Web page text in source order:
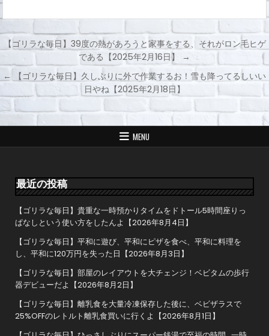
投
稿
ナ
ビ
ー
ョ
【ゴリラな毎日】39度の熱があろうと家事をする、それがロン毛ヒゲ
である【2025年2月16日】 →
← 【ゴリラな毎日】久しぶりに外で作業するお！雪も降ってるしいい
日やね【2025年2月18日】
MENU
最近の投稿
【ゴリラな毎日】貴重な一時預かりタイムをドトール5時間座りっ
ぱなしという使い方をしたんよ【2026年8月4日】
【ゴリラな毎日】平和に遊び、平和にピザを食べ、平和に料理を
し、平和に120万円を失った日【2026年8月3日】
【ゴリラな毎日】部屋のレイアウトを大チェンジ！ベビタムの歩行
器デビューだよ【2026年8月2日】
【ゴリラな毎日】離乳食を大量冷凍保存した後に、ベビザラスで
25%OFFのレトルト離乳食買いに行くよ【2026年8月1日】